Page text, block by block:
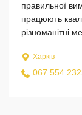
правильної
працюють
різноманітні
Харків
067 554